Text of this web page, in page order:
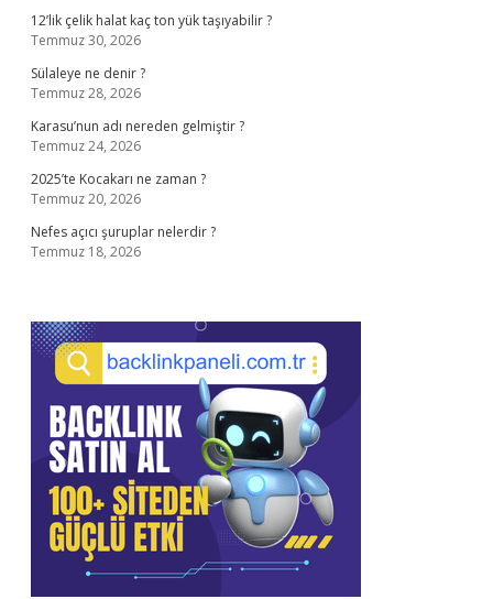
12’lik çelik halat kaç ton yük taşıyabilir ?
Temmuz 30, 2026
Sülaleye ne denir ?
Temmuz 28, 2026
Karasu’nun adı nereden gelmiştir ?
Temmuz 24, 2026
2025’te Kocakarı ne zaman ?
Temmuz 20, 2026
Nefes açıcı şuruplar nelerdir ?
Temmuz 18, 2026